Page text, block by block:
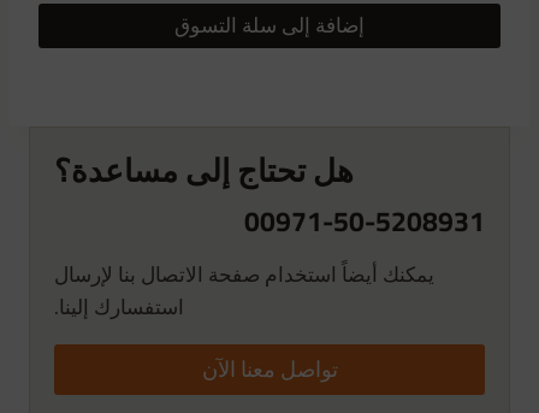
إضافة إلى سلة التسوق
هل تحتاج إلى مساعدة؟
00971-50-5208931
يمكنك أيضاً استخدام صفحة الاتصال بنا لإرسال
استفسارك إلينا.
تواصل معنا الآن